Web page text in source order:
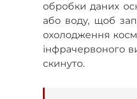
обробки даних
або воду, щоб
охолодження
інфрачервоного
скинуто.